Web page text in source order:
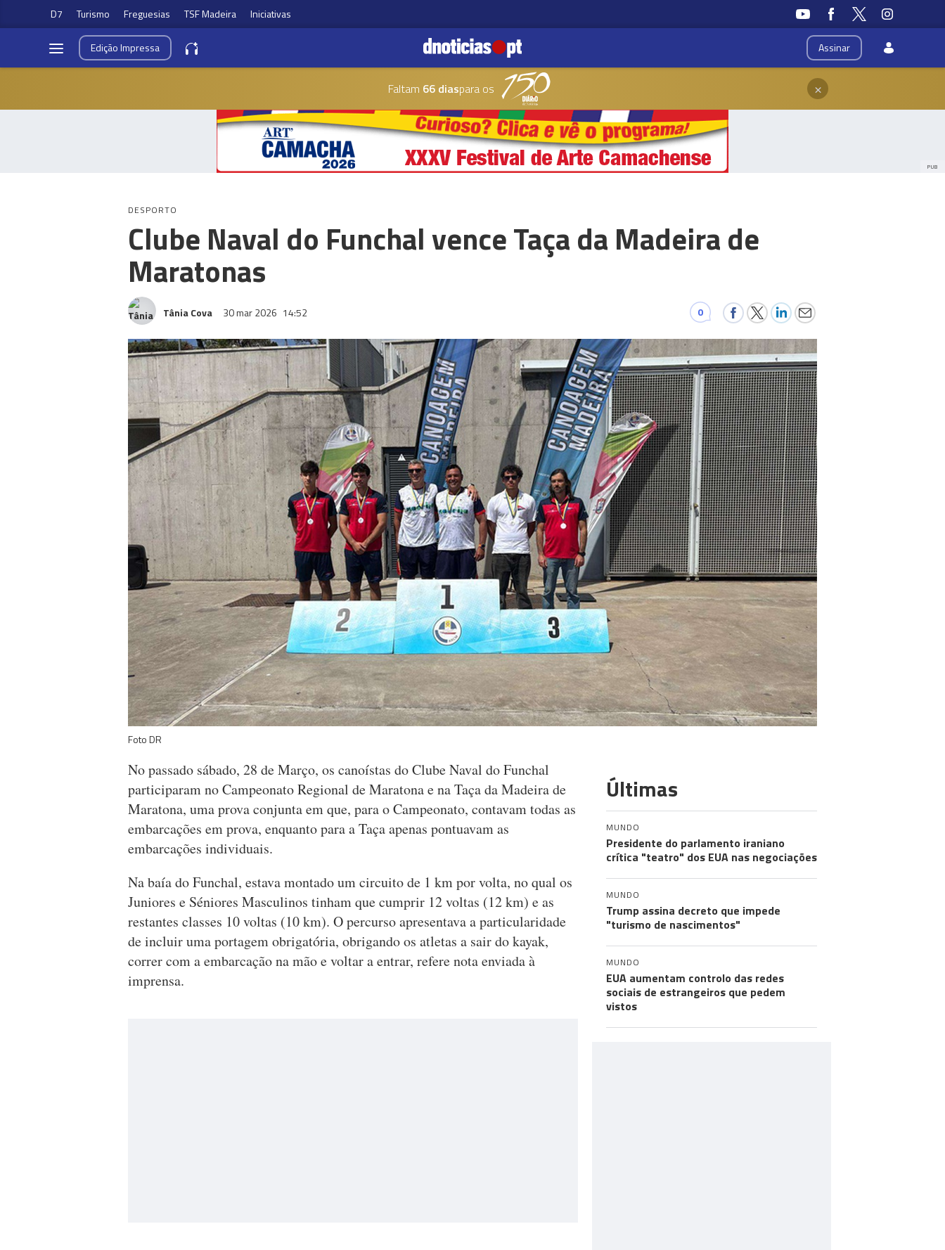
D7 Turismo Freguesias TSF Madeira Iniciativas
Assinar
EdiçãoImpressa
Faltam 66 diaspara os ×
PUB
DESPORTO
Clube Naval do Funchal vence Taça da Madeira de
Maratonas
Tânia Cova 30 mar 2026 14:52 0
Foto DR
No passado sábado, 28 de Março, os canoístas do Clube Naval do Funchal
participaram no Campeonato Regional de Maratona e na Taça da Madeira de
Maratona, uma prova conjunta em que, para o Campeonato, contavam todas as
embarcações em prova, enquanto para a Taça apenas pontuavam as
embarcações individuais.
Na baía do Funchal, estava montado um circuito de 1 km por volta, no qual os
Juniores e Séniores Masculinos tinham que cumprir 12 voltas (12 km) e as
restantes classes 10 voltas (10 km). O percurso apresentava a particularidade
de incluir uma portagem obrigatória, obrigando os atletas a sair do kayak,
correr com a embarcação na mão e voltar a entrar, refere nota enviada à
imprensa.
Últimas
MUNDO
Presidente do parlamento iraniano
crítica "teatro" dos EUA nas negociações
MUNDO
Trump assina decreto que impede
"turismo de nascimentos"
MUNDO
EUA aumentam controlo das redes
sociais de estrangeiros que pedem
vistos